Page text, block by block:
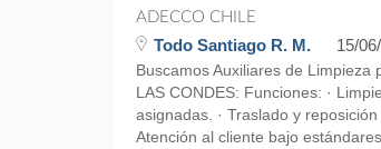
ADECCO CHILE
Todo Santiago R. M. 15/
Buscamos Auxiliares de
LAS CONDES: Funciones: ·
asignadas. · Traslado y
Atención al cliente bajo